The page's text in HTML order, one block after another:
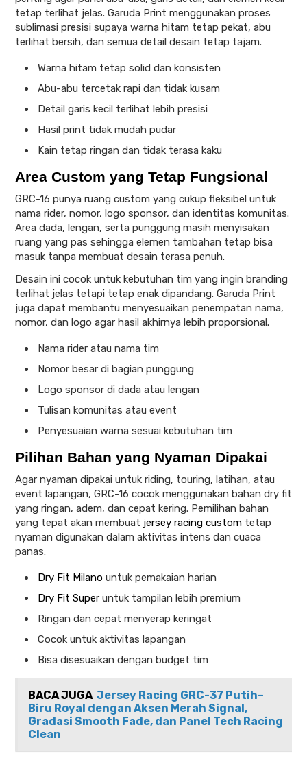
tetap terlihat jelas. Garuda Print menggunakan proses
sublimasi presisi supaya warna hitam tetap pekat, abu
terlihat bersih, dan semua detail desain tetap tajam.
Warna hitam tetap solid dan konsisten
Abu-abu tercetak rapi dan tidak kusam
Detail garis kecil terlihat lebih presisi
Hasil print tidak mudah pudar
Kain tetap ringan dan tidak terasa kaku
Area Custom yang Tetap Fungsional
GRC-16 punya ruang custom yang cukup fleksibel untuk
nama rider, nomor, logo sponsor, dan identitas komunitas.
Area dada, lengan, serta punggung masih menyisakan
ruang yang pas sehingga elemen tambahan tetap bisa
masuk tanpa membuat desain terasa penuh.
Desain ini cocok untuk kebutuhan tim yang ingin branding
terlihat jelas tetapi tetap enak dipandang. Garuda Print
juga dapat membantu menyesuaikan penempatan nama,
nomor, dan logo agar hasil akhirnya lebih proporsional.
Nama rider atau nama tim
Nomor besar di bagian punggung
Logo sponsor di dada atau lengan
Tulisan komunitas atau event
Penyesuaian warna sesuai kebutuhan tim
Pilihan Bahan yang Nyaman Dipakai
Agar nyaman dipakai untuk riding, touring, latihan, atau
event lapangan, GRC-16 cocok menggunakan bahan dry fit
yang ringan, adem, dan cepat kering. Pemilihan bahan
yang tepat akan membuat jersey racing custom tetap
nyaman digunakan dalam aktivitas intens dan cuaca
panas.
Dry Fit Milano untuk pemakaian harian
Dry Fit Super untuk tampilan lebih premium
Ringan dan cepat menyerap keringat
Cocok untuk aktivitas lapangan
Bisa disesuaikan dengan budget tim
BACA JUGA Jersey Racing GRC-37 Putih–
Biru Royal dengan Aksen Merah Signal,
Gradasi Smooth Fade, dan Panel Tech Racing
Clean